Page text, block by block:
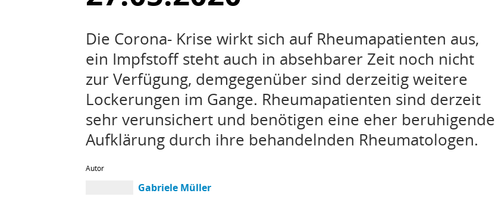
Die Corona- Krise wirkt sich auf Rheumapatienten aus,
ein Impfstoff steht auch in absehbarer Zeit noch nicht
zur Verfügung, demgegenüber sind derzeitig weitere
Lockerungen im Gange. Rheumapatienten sind derzeit
sehr verunsichert und benötigen eine eher beruhigende
Aufklärung durch ihre behandelnden Rheumatologen.
Autor
Gabriele Müller